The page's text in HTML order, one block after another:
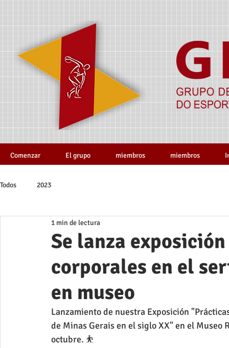
Comenzar El grupo miembros miembros
Todos 2023
Se lanza
corporales en el
en museo
1 min de lectura
Lanzamiento de nuestra Exposición
de Minas Gerais en el siglo XX" en el
octubre. ⛹️